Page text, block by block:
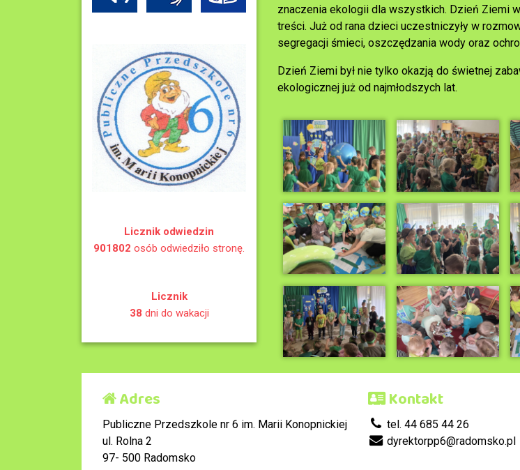
znaczenia ekologii dla wszystkich. Dzień Ziemi
treści. Już od rana dzieci uczestniczyły w
segregacji śmieci, oszczędzania wody oraz
Dzień Ziemi był nie tylko okazją do świetnej
ekologicznej już od najmłodszych lat.
Licznik odwiedzin
901802 osób odwiedziło stronę.
Licznik
38 dni do wakacji
Adres
Publiczne Przedszkole nr 6 im. Marii Konopnickiej
ul. Rolna 2
97- 500 Radomsko
Kontakt
tel. 44 685 44 26
dyrektorpp6@radomsko.pl